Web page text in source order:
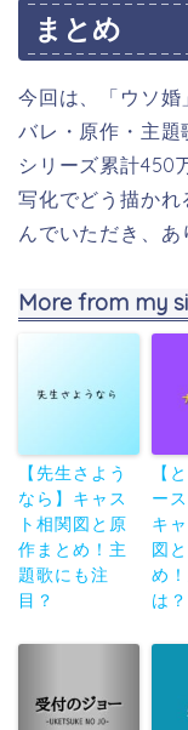
まとめ
今回は、「ウソ婚
バレ・原作・主
シリーズ累計450
写化でどう描か
んでいただき、
More from my
【先生さよう
なら】キャス
ト相関図と原
作まとめ！主
題歌にも注
目？
【
ー
キ
図
め
は？